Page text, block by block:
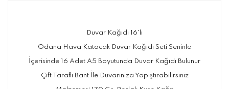
Duvar Kağıdı 16'lı
Odana Hava Katacak Duvar Kağıdı Seti Seninle
İçerisinde 16 Adet A5 Boyutunda Duvar Kağıdı Bulunur
Çift Taraflı Bant İle Duvarınıza Yapıştırabilirsiniz